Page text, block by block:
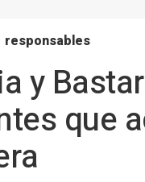
responsables
y
que